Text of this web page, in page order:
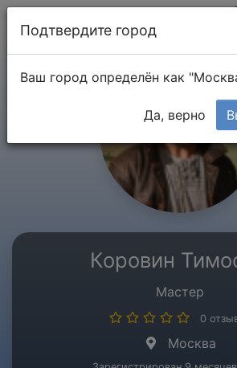
Коровин
Мастер
0
Москва
Подтвердите город
Ваш город определён как
Да, верно